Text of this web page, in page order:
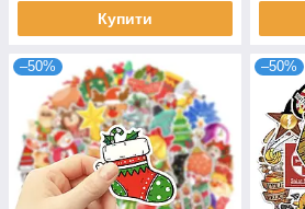
Купити
–50% –50%